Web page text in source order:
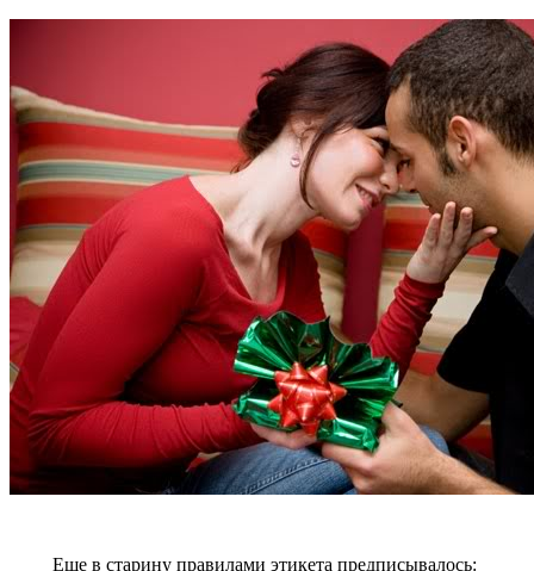
Еще в старину правилами этикета предписывалось: